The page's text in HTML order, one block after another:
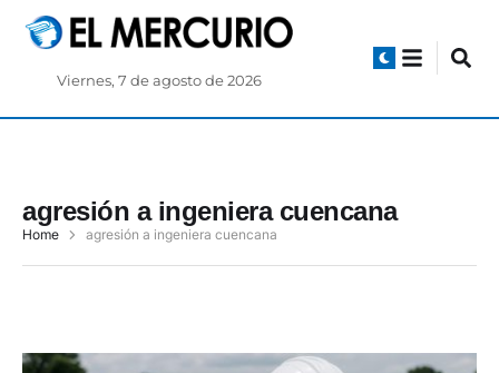
Viernes, 7 de agosto de 2026
agresión a ingeniera cuencana
Home agresión a ingeniera cuencana